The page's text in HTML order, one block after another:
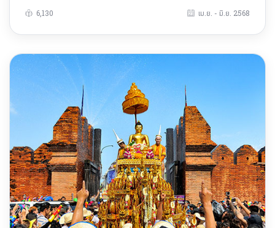
6,130 เม.ย. - มิ.ย. 2568